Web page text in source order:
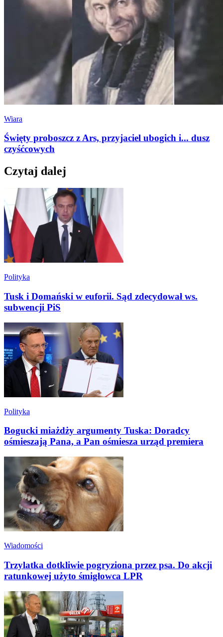
Wiara
Święty proboszcz z Ars, przyjaciel ubogich i... dusz
czyśćcowych
Czytaj dalej
Polityka
Tusk i Domański w euforii. Sąd zdecydował ws.
subwencji PiS
Polityka
Bogucki miażdży argumenty Tuska: Doradcy
ośmieszają Pana, a Pan ośmiesza urząd premiera
Wiadomości
Trzylatka dotkliwie pogryziona przez psa. Do akcji
ratunkowej użyto śmigłowca LPR